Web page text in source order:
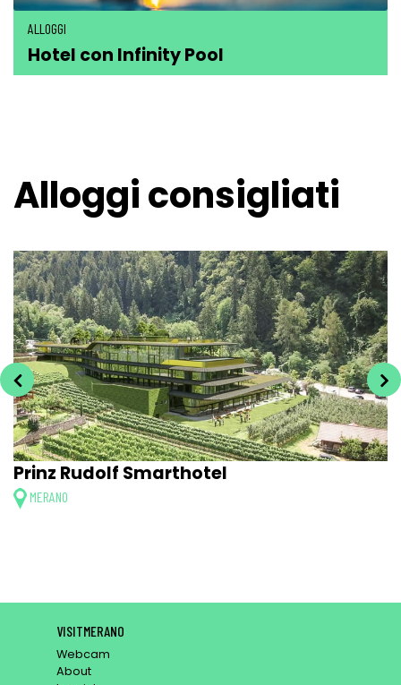
ALLOGGI
Hotel con Infinity Pool
Alloggi consigliati
Prinz Rudolf Smarthotel
MERANO
VISITMERANO
Webcam
About